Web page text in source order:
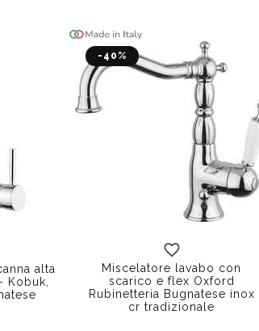
alta
Kobuk,
-40%
Miscelatore lavabo con
scarico e flex Oxford
Rubinetteria Bugnatese inox
cr tradizionale